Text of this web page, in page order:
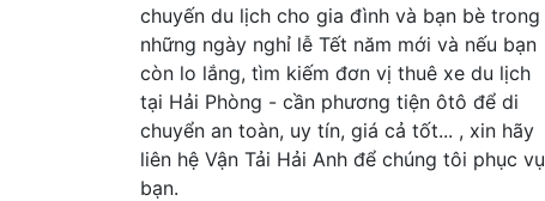
chuyến du lịch cho gia đình và bạn bè trong
những ngày nghỉ lễ Tết năm mới và nếu bạn
còn lo lắng, tìm kiếm đơn vị thuê xe du lịch
tại Hải Phòng - cần phương tiện ôtô để di
chuyển an toàn, uy tín, giá cả tốt... , xin hãy
liên hệ Vận Tải Hải Anh để chúng tôi phục vụ
bạn.